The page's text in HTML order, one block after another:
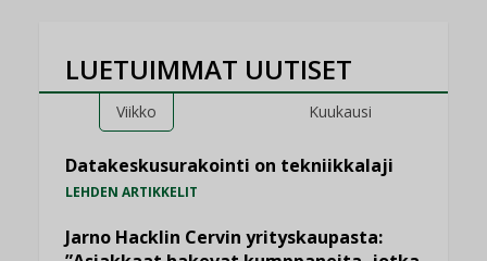
LUETUIMMAT UUTISET
Viikko Kuukausi
Datakeskusurakointi on tekniikkalaji
LEHDEN ARTIKKELIT
Jarno Hacklin Cervin yrityskaupasta: